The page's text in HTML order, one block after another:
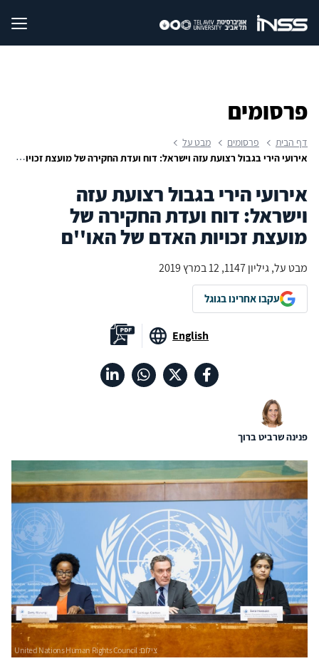
פרסומים
דף הבית פרסומים
מבט על
אירועי הירי בגבול רצועת עזה וישראל: דוח ועדת החקירה של מועצת זכויות האדם של האו''ם
אירועי הירי בגבול רצועת עזה
וישראל: דוח ועדת החקירה של
מועצת זכויות האדם של האו''ם
מבט על, גיליון 1147, 12 במרץ 2019
עקבו אחרינו בגוגל
English
פנינה שרביט ברוך